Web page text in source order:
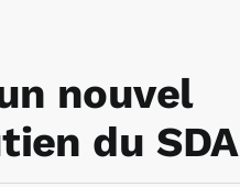
nouvel
du SDA